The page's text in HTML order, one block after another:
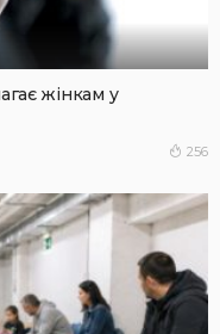
жінкам у
256